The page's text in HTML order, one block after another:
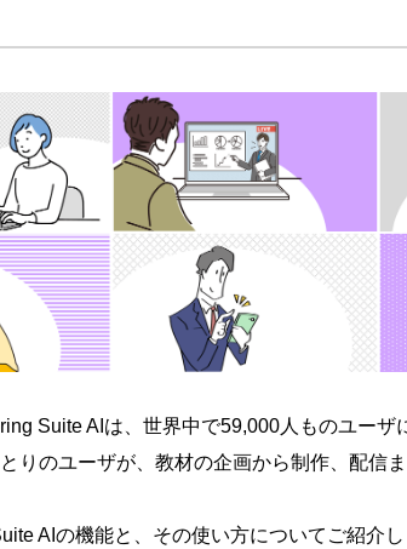
Suite AIは、世界中で59,000人ものユーザ
りのユーザが、教材の企画から制作、配信
AIの機能と、その使い方についてご紹介し